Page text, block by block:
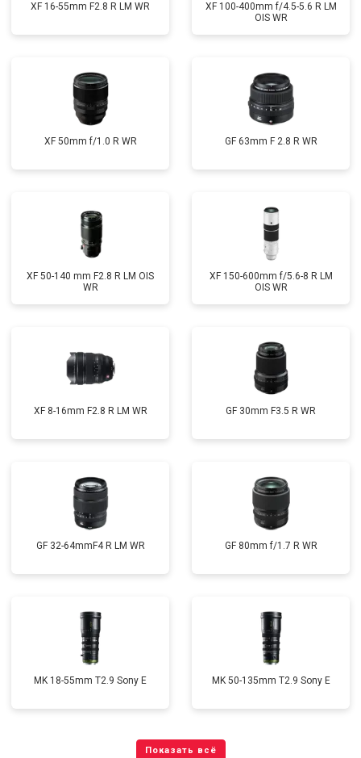
XF 16-55mm F2.8 R LM WR
XF 100-400mm f/4.5-5.6 R LM
OIS WR
XF 50mm f/1.0 R WR GF 63mm F 2.8 R WR
XF 50-140 mm F2.8 R LM OIS
WR
XF 150-600mm f/5.6-8 R LM
OIS WR
XF 8-16mm F2.8 R LM WR GF 30mm F3.5 R WR
GF 32-64mmF4 R LM WR GF 80mm f/1.7 R WR
MK 18-55mm T2.9 Sony E MK 50-135mm T2.9 Sony E